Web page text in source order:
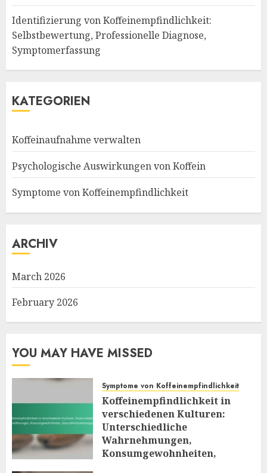
Identifizierung von Koffeinempfindlichkeit:
Selbstbewertung, Professionelle Diagnose,
Symptomerfassung
KATEGORIEN
Koffeinaufnahme verwalten
Psychologische Auswirkungen von Koffein
Symptome von Koffeinempfindlichkeit
ARCHIV
March 2026
February 2026
YOU MAY HAVE MISSED
Symptome von Koffeinempfindlichkeit
Koffeinempfindlichkeit in
verschiedenen Kulturen:
Unterschiedliche
Wahrnehmungen,
Konsumgewohnheiten,